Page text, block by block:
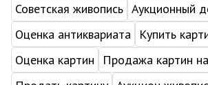
Советская живопись Аукционный
Оценка антиквариата
Купить
Оценка картин
Продажа картин